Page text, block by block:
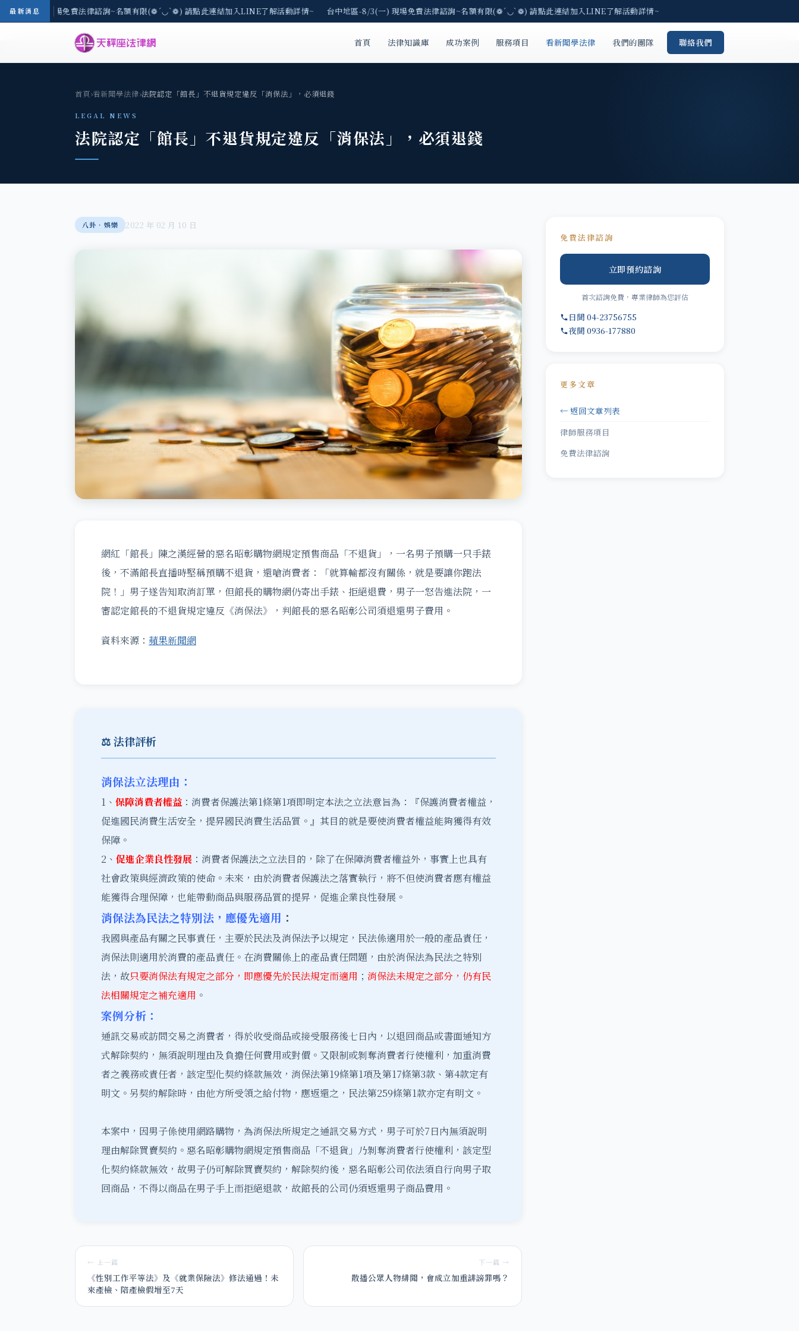
最新消息
-8/3(一) 現場免費法律諮詢~名額有限(❁´◡`❁) 請點此連結加入LINE了解活動詳情~ 台中地區-8/3(一) 現場免費法律諮詢~名額有限(❁´◡`❁) 請點此連結加入LINE了解活動詳情~
首頁 法律知識庫 成功案例 服務項目 看新聞學法律 我們的團隊 聯絡我們
首頁›看新聞學法律›法院認定「館長」不退貨規定違反「消保法」，必須退錢
LEGAL NEWS
法院認定「館長」不退貨規定違反「消保法」，必須退錢
八卦‧娛樂 2022 年 02 月 10 日
網紅「館長」陳之漢經營的惡名昭彰購物網規定預售商品「不退貨」，一名男子預購一只手錶
後，不滿館長直播時堅稱預購不退貨，還嗆消費者：「就算輸都沒有關係，就是要讓你跑法
院！」男子遂告知取消訂單，但館長的購物網仍寄出手錶、拒絕退費，男子一怒告進法院，一
審認定館長的不退貨規定違反《消保法》，判館長的惡名昭彰公司須退還男子費用。
資料來源： 蘋果新聞網
⚖️ 法律評析
消保法立法理由：
1、 保障消費者權益 ：消費者保護法第1條第1項即明定本法之立法意旨為：『保護消費者權益，
促進國民消費生活安全，提昇國民消費生活品質。』其目的就是要使消費者權益能夠獲得有效
保障。
2、 促進企業良性發展 ：消費者保護法之立法目的，除了在保障消費者權益外，事實上也具有
社會政策與經濟政策的使命。未來，由於消費者保護法之落實執行，將不但使消費者應有權益
能獲得合理保障，也能帶動商品與服務品質的提昇，促進企業良性發展。
消保法為民法之特別法，應優先適用 ：
我國與產品有關之民事責任，主要於民法及消保法予以規定，民法係適用於一般的產品責任，
消保法則適用於消費的產品責任。在消費關係上的產品責任問題，由於消保法為民法之特別
法，故只要消保法有規定之部分，即應優先於民法規定而適用 ； 消保法未規定之部分，仍有民
法相關規定之補充適用 。
案例分析：
通訊交易或訪問交易之消費者，得於收受商品或接受服務後七日內，以退回商品或書面通知方
式解除契約，無須說明理由及負擔任何費用或對價。又限制或剝奪消費者行使權利，加重消費
者之義務或責任者，該定型化契約條款無效，消保法第19條第1項及第17條第3款、第4款定有
明文。另契約解除時，由他方所受領之給付物，應返還之，民法第259條第1款亦定有明文。
本案中，因男子係使用網路購物，為消保法所規定之通訊交易方式，男子可於7日內無須說明
理由解除買賣契約。惡名昭彰購物網規定預售商品「不退貨」乃剝奪消費者行使權利，該定型
化契約條款無效，故男子仍可解除買賣契約，解除契約後，惡名昭彰公司依法須自行向男子取
回商品，不得以商品在男子手上而拒絕退款，故館長的公司仍須返還男子商品費用。
← 上一篇
《性別工作平等法》及《就業保險法》修法通過！未
來產檢、陪產檢假增至7天
下一篇 →
散播公眾人物緋聞，會成立加重誹謗罪嗎？
免費法律諮詢
立即預約諮詢
首次諮詢免費，專業律師為您評估
日間 04-23756755
夜間 0936-177880
更多文章
← 返回文章列表
律師服務項目
免費法律諮詢